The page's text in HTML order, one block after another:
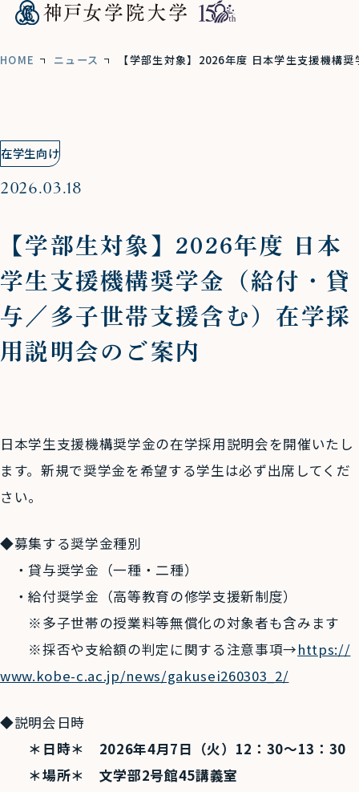
HOME ニュース 【学部生対象】2026年度 日本学生支援機構
在学生向け
2026.03.18
【学部生対象】2026年度 日本
学生支援機構奨学金（給付・貸
与／多子世帯支援含む）在学採
用説明会のご案内
日本学生支援機構奨学金の在学採用説明会を開催いたし
ます。新規で奨学金を希望する学生は必ず出席してくだ
さい。
◆募集する奨学金種別
・貸与奨学金（一種・二種）
・給付奨学金（高等教育の修学支援新制度）
※多子世帯の授業料等無償化の対象者も含みます
※採否や支給額の判定に関する注意事項→https://
www.kobe-c.ac.jp/news/gakusei260303_2/
◆説明会日時
＊日時＊ 2026年4月7日（火）12：30～13：30
＊場所＊ 文学部2号館45講義室